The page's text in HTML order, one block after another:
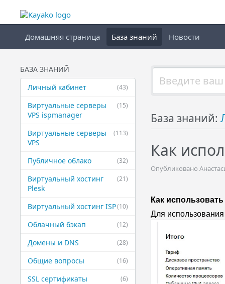
Домашняя страница База знаний Новости
БАЗА ЗНАНИЙ
(43)
Личный кабинет
(15)
Виртуальные ​серверы
VPS ispmanager
(113)
Виртуальные ​серверы
VPS
(32)
Публичное ​облако
(21)
Виртуальный ​хостинг
Plesk
(10)
Виртуальный ​хостинг ISP
(12)
Облачный бэкап
(28)
Домены и DNS
(16)
Общие вопросы
(6)
SSL сертификаты
База знаний:
Как
Опубликовано
Как
Для